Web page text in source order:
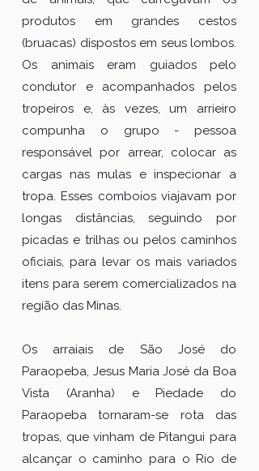
produtos em grandes cestos
(bruacas) dispostos em seus lombos.
Os animais eram guiados pelo
condutor e acompanhados pelos
tropeiros e, às vezes, um arrieiro
compunha o grupo - pessoa
responsável por arrear, colocar as
cargas nas mulas e inspecionar a
tropa. Esses comboios viajavam por
longas distâncias, seguindo por
picadas e trilhas ou pelos caminhos
oficiais, para levar os mais variados
itens para serem comercializados na
região das Minas.
Os arraiais de São José do
Paraopeba, Jesus Maria José da Boa
Vista (Aranha) e Piedade do
Paraopeba tornaram-se rota das
tropas, que vinham de Pitangui para
alcançar o caminho para o Rio de